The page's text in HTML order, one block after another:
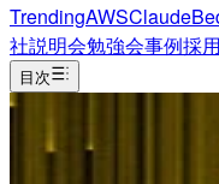
TrendingAWSClaude
社説明会勉強会事例採用
目次